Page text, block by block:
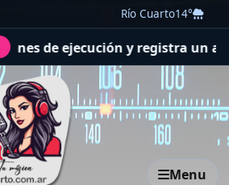
Río Cuarto14°
de ejecución y registra un
Menu